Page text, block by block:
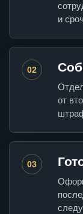
и
02
от
03